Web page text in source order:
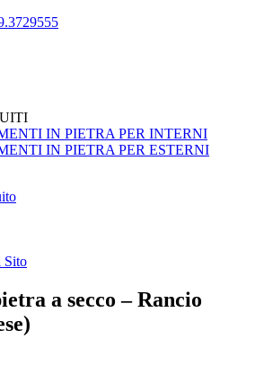
IN PIETRA PER INTERNI
IN PIETRA PER ESTERNI
Sito
a secco – Rancio